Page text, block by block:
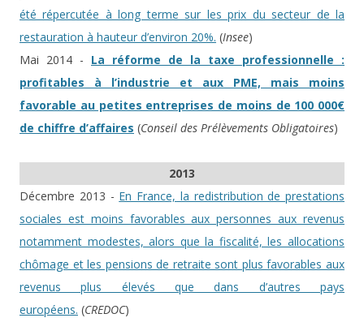
été répercutée à long terme sur les prix du secteur de la
restauration à hauteur d’environ 20%. (Insee)
Mai 2014 - La réforme de la taxe professionnelle :
profitables à l’industrie et aux PME, mais moins
favorable au petites entreprises de moins de 100 000€
de chiffre d’affaires (Conseil des Prélèvements Obligatoires)
2013
Décembre 2013 - En France, la redistribution de prestations
sociales est moins favorables aux personnes aux revenus
notamment modestes, alors que la fiscalité, les allocations
chômage et les pensions de retraite sont plus favorables aux
revenus plus élevés que dans d’autres pays
européens. (CREDOC)